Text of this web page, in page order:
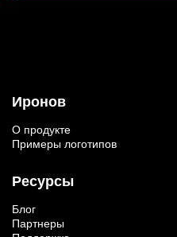
Иронов
О продукте
Примеры логотипов
Ресурсы
Блог
Партнеры